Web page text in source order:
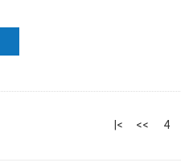
4
>>
>|